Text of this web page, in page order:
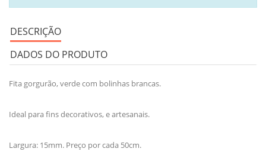
DESCRIÇÃO
DADOS DO PRODUTO
Fita gorgurão, verde com bolinhas brancas.
Ideal para fins decorativos, e artesanais.
Largura: 15mm. Preço por cada 50cm.